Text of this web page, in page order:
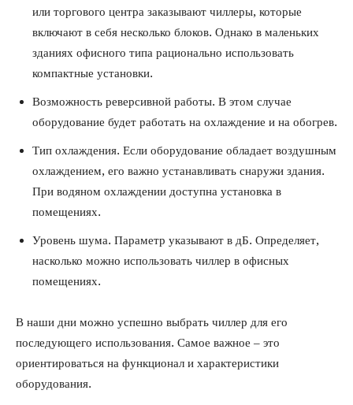
или торгового центра заказывают чиллеры, которые
включают в себя несколько блоков. Однако в маленьких
зданиях офисного типа рационально использовать
компактные установки.
Возможность реверсивной работы. В этом случае
оборудование будет работать на охлаждение и на обогрев.
Тип охлаждения. Если оборудование обладает воздушным
охлаждением, его важно устанавливать снаружи здания.
При водяном охлаждении доступна установка в
помещениях.
Уровень шума. Параметр указывают в дБ. Определяет,
насколько можно использовать чиллер в офисных
помещениях.
В наши дни можно успешно выбрать чиллер для его
последующего использования. Самое важное – это
ориентироваться на функционал и характеристики
оборудования.